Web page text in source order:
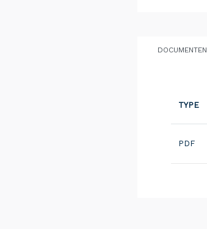
DOCUMENTEN
TYPE
PDF